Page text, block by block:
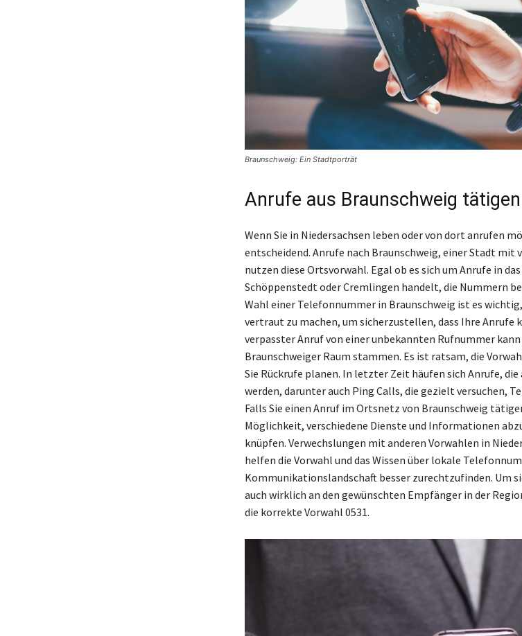
Braunschweig: Ein Stadtporträt
Anrufe aus Braunschweig tätigen
Wenn Sie in Niedersachsen leben oder von dort anrufen
entscheidend. Anrufe nach Braunschweig, einer Stadt mit
nutzen diese Ortsvorwahl. Egal ob es sich um Anrufe in
Schöppenstedt oder Cremlingen handelt, die Nummern
Wahl einer Telefonnummer in Braunschweig ist es
vertraut zu machen, um sicherzustellen, dass Ihre Anrufe
verpasster Anruf von einer unbekannten Rufnummer
Braunschweiger Raum stammen. Es ist ratsam, die
Sie Rückrufe planen. In letzter Zeit häufen sich Anrufe,
werden, darunter auch Ping Calls, die gezielt versuchen,
Falls Sie einen Anruf im Ortsnetz von Braunschweig
Möglichkeit, verschiedene Dienste und Informationen
knüpfen. Verwechslungen mit anderen Vorwahlen in
helfen die Vorwahl und das Wissen über lokale
Kommunikationslandschaft besser zurechtzufinden. Um
auch wirklich an den gewünschten Empfänger in der
die korrekte Vorwahl 0531.